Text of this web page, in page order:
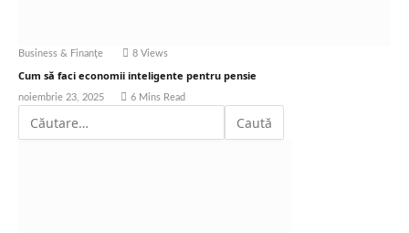
Business & Finanțe 8 Views
Cum să faci economii inteligente pentru pensie
noiembrie 23, 2025 6 Mins Read